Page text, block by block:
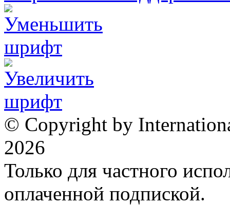
© Copyright by
2026
Только для частного
оплаченной подпиской.